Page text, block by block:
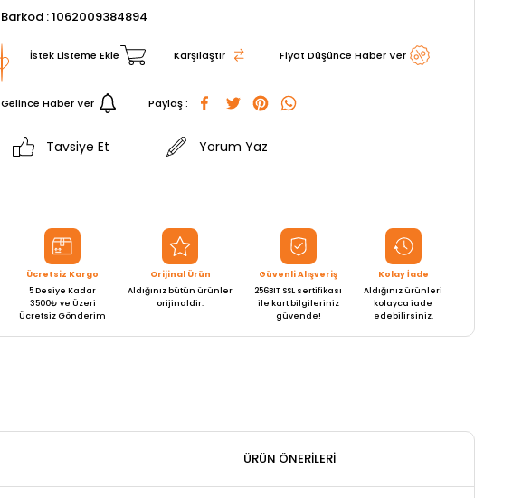
Barkod :1062009384894
İstek Listeme Ekle Karşılaştır Fiyat Düşünce Haber Ver
Gelince Haber Ver Paylaş :
Tavsiye Et Yorum Yaz
Ücretsiz Kargo
5 Desiye Kadar
3500₺ ve Üzeri
Ücretsiz Gönderim
Orijinal Ürün
Aldığınız bütün ürünler
orijinaldir.
Güvenli Alışveriş
256BIT SSL sertifikası
ile kart bilgileriniz
güvende!
Kolay İade
Aldığınız ürünleri
kolayca iade
edebilirsiniz.
ÜRÜN ÖNERILERI